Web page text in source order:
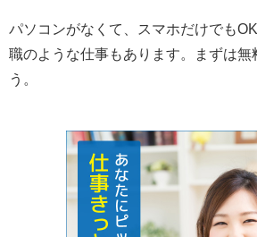
パソコンがなくて、スマホだけでも
職のような仕事もあります。まずは無
う。